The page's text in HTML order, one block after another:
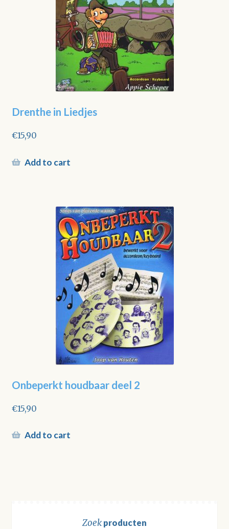
Drenthe in Liedjes
€15,90
Add to cart
Onbeperkt houdbaar deel 2
€15,90
Add to cart
Zoekproducten